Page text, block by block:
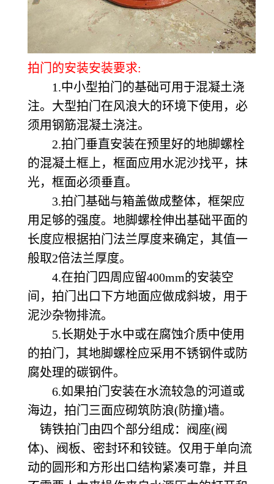
拍门的安装安装要求:
1.中小型拍门的基础可用于混凝土浇
注。大型拍门在风浪大的环境下使用，必
须用钢筋混凝土浇注。
2.拍门垂直安装在预里好的地脚螺栓
的混凝土框上，框面应用水泥沙找平，抹
光，框面必须垂直。
3.拍门基础与箱盖做成整体，框架应
用足够的强度。地脚螺栓伸出基础平面的
长度应根据拍门法兰厚度来确定，其值一
般取2倍法兰厚度。
4.在拍门四周应留400mm的安装空
间，拍门出口下方地面应做成斜坡，用于
泥沙杂物排流。
5.长期处于水中或在腐蚀介质中使用
的拍门，其地脚螺栓应采用不锈钢件或防
腐处理的碳钢件。
6.如果拍门安装在水流较急的河道或
海边，拍门三面应砌筑防浪(防撞)墙。
铸铁拍门由四个部分组成：阀座(阀
体)、阀板、密封环和铰链。仅用于单向流
动的圆形和方形出口结构紧凑可靠，并且